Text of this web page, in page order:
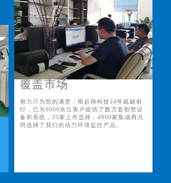
覆盖市场
努力只为您的满意；斯必得科技14年砥砺前
行，已为6000余位客户提供了数万套智慧设
备和系统，35家上市选择，4900家集成商共
同选择了我们的动力环境监控产品。